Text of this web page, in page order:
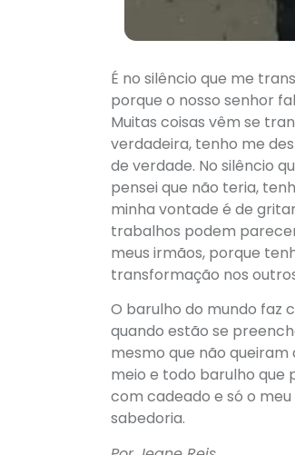
É no silêncio que me
porque o nosso senhor
Muitas coisas vêm se
verdadeira, tenho me
de verdade. No silêncio
pensei que não teria,
minha vontade é de
trabalhos podem
meus irmãos, porque
transformação nos
O barulho do mundo faz
quando estão se
mesmo que não queiram
meio e todo barulho que
com cadeado e só o
sabedoria.